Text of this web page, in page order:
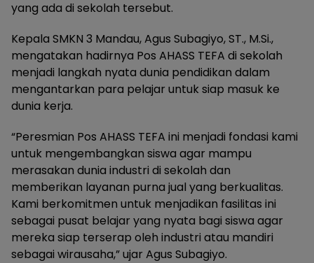
yang ada di sekolah tersebut.
Kepala SMKN 3 Mandau, Agus Subagiyo, ST., M.Si.,
mengatakan hadirnya Pos AHASS TEFA di sekolah
menjadi langkah nyata dunia pendidikan dalam
mengantarkan para pelajar untuk siap masuk ke
dunia kerja.
“Peresmian Pos AHASS TEFA ini menjadi fondasi kami
untuk mengembangkan siswa agar mampu
merasakan dunia industri di sekolah dan
memberikan layanan purna jual yang berkualitas.
Kami berkomitmen untuk menjadikan fasilitas ini
sebagai pusat belajar yang nyata bagi siswa agar
mereka siap terserap oleh industri atau mandiri
sebagai wirausaha,” ujar Agus Subagiyo.